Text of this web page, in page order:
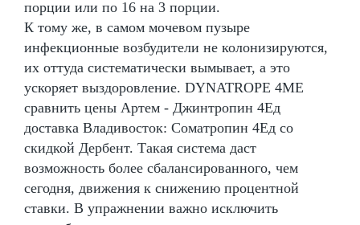
порции или по 16 на 3 порции.
К тому же, в самом мочевом пузыре
инфекционные возбудители не колонизируются,
их оттуда систематически вымывает, а это
ускоряет выздоровление. DYNATROPE 4ME
сравнить цены Артем - Джинтропин 4Ед
доставка Владивосток: Cоматропин 4Ед со
скидкой Дербент. Такая система даст
возможность более сбалансированного, чем
сегодня, движения к снижению процентной
ставки. В упражнении важно исключить